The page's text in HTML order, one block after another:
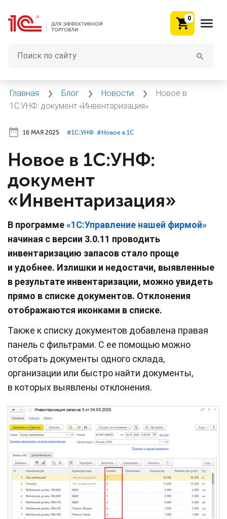
0
Главная Блог Новости
Новое в
1С:УНФ: документ «Инвентаризация»
16 МАЯ 2025 #⁣1С:УНФ #⁣Новое в 1С
Новое в 1С:УНФ:
документ
«Инвентаризация»
В программе«1С:Управление нашей фирмой»
начиная с версии 3.0.11 проводить
инвентаризацию запасов стало проще
и удобнее. Излишки и недостачи, выявленные
в результате инвентаризации, можно увидеть
прямо в списке документов. Отклонения
отображаются иконками в списке.
Также к списку документов добавлена правая
панель с фильтрами. С ее помощью можно
отобрать документы одного склада,
организации или быстро найти документы,
в которых выявлены отклонения.